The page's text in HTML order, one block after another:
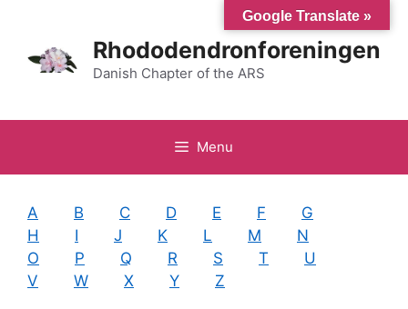
indhold
Rhododendronforeningen
Danish Chapter of the ARS
Menu
A B C D E F
G
H
I J K L M
N
O
P Q R S T
U
V
W X Y Z
Google Translate »